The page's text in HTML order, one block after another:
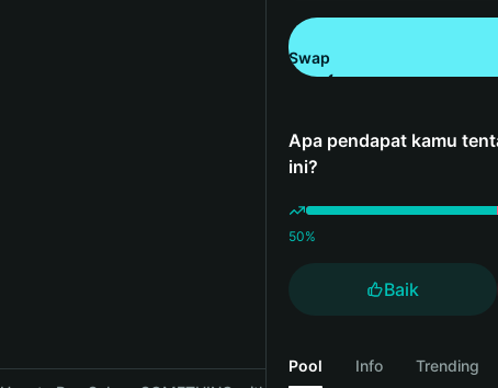
Swap
Apa pendapat kamu
ini?
50%
Baik
Pool Info Trending